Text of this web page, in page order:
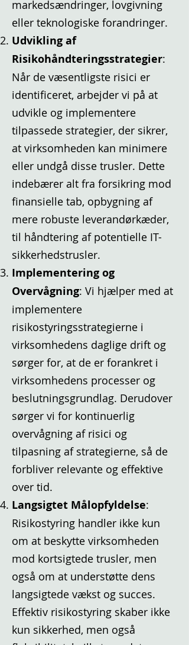
markedsændringer, lovgivning
eller teknologiske forandringer.
Udvikling af
Risikohåndteringsstrategier:
Når de væsentligste risici er
identificeret, arbejder vi på at
udvikle og implementere
tilpassede strategier, der sikrer,
at virksomheden kan minimere
eller undgå disse trusler. Dette
indebærer alt fra forsikring mod
finansielle tab, opbygning af
mere robuste leverandørkæder,
til håndtering af potentielle IT-
sikkerhedstrusler.
Implementering og
Overvågning: Vi hjælper med at
implementere
risikostyringsstrategierne i
virksomhedens daglige drift og
sørger for, at de er forankret i
virksomhedens processer og
beslutningsgrundlag. Derudover
sørger vi for kontinuerlig
overvågning af risici og
tilpasning af strategierne, så de
forbliver relevante og effektive
over tid.
Langsigtet Målopfyldelse:
Risikostyring handler ikke kun
om at beskytte virksomheden
mod kortsigtede trusler, men
også om at understøtte dens
langsigtede vækst og succes.
Effektiv risikostyring skaber ikke
kun sikkerhed, men også